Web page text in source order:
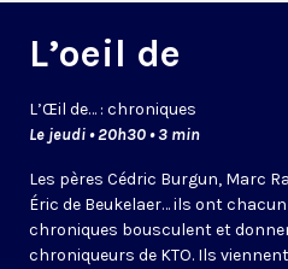
L’oeil de
L’Œil de… : chroniques
Le jeudi • 20h30 • 3 min
Les pères Cédric Burgun, Marc
Éric de Beukelaer… ils ont
chroniques bousculent et
chroniqueurs de KTO. Ils